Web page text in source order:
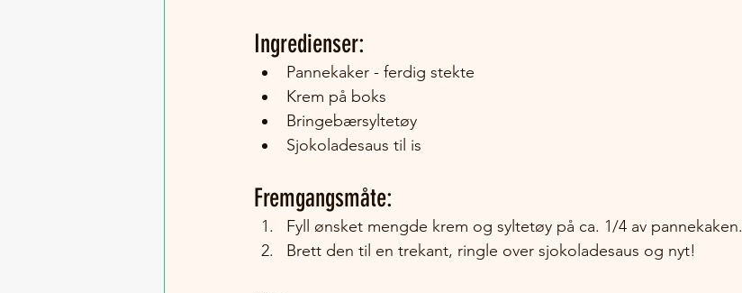
Ingredienser:
Pannekaker - ferdig stekte
Krem på boks
Bringebærsyltetøy
Sjokoladesaus til is
Fremgangsmåte:
Fyll ønsket mengde krem og syltetøy på ca. 1/4 av pannekaken.
Brett den til en trekant, ringle over sjokoladesaus og nyt!